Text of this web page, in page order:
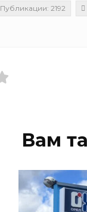
Публикации: 2192
Вам